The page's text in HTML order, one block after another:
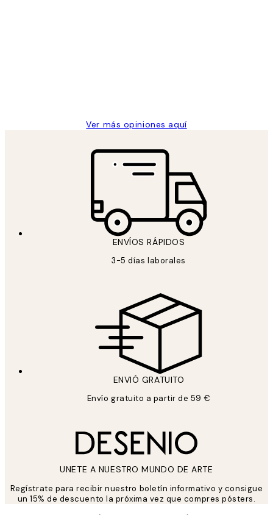
Ver más opiniones aquí
ENVÍOS RÁPIDOS
3-5 días laborales
ENVIÓ GRATUITO
Envío gratuito a partir de 59 €
UNETE A NUESTRO MUNDO DE ARTE
Regístrate para recibir nuestro boletín informativo y consigue
un 15% de descuento la próxima vez que compres pósters.